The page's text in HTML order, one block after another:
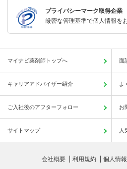
プライバシーマーク取得企業
厳密な管理基準で個人情報を
マイナビ薬剤師トップへ 面
キャリアアドバイザー紹介 よ
ご入社後のアフターフォロー お
サイトマップ 人
会社概要 利用規約 個人情